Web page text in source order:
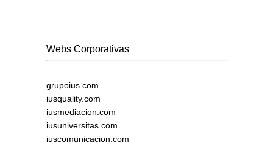
Webs Corporativas
grupoius.com
iusquality.com
iusmediacion.com
iusuniversitas.com
iuscomunicacion.com